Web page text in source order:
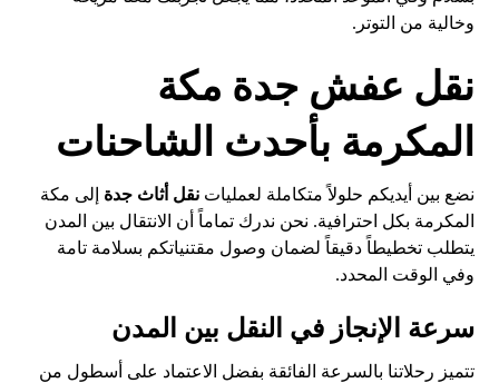
وخالية من التوتر.
نقل عفش جدة مكة
المكرمة بأحدث الشاحنات
نضع بين أيديكم حلولاً متكاملة لعملياتنقل أثاث جدة إلى مكة
المكرمة بكل احترافية. نحن ندرك تماماً أن الانتقال بين المدن
يتطلب تخطيطاً دقيقاً لضمان وصول مقتنياتكم بسلامة تامة
وفي الوقت المحدد.
سرعة الإنجاز في النقل بين المدن
تتميز رحلاتنا بالسرعة الفائقة بفضل الاعتماد على أسطول من